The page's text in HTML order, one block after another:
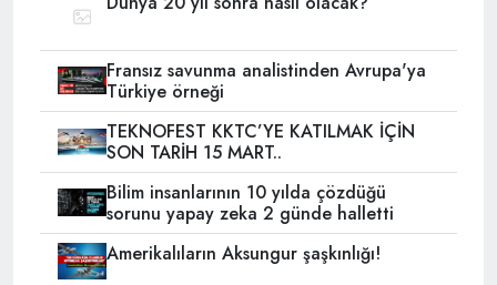
Fransız savunma analistinden Avrupa'ya
Türkiye örneği
TEKNOFEST KKTC’YE KATILMAK İÇİN
SON TARİH 15 MART..
Bilim insanlarının 10 yılda çözdüğü
sorunu yapay zeka 2 günde halletti
Amerikalıların Aksungur şaşkınlığı!